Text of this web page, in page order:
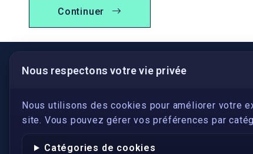
Continuer
Nous respectons votre vie privée
Nous utilisons des cookies pour améliorer votre
site. Vous pouvez gérer vos préférences par
Catégories de cookies
LIENS UTILES
S'inscrire
Qui sommes-nous ?
Conformité